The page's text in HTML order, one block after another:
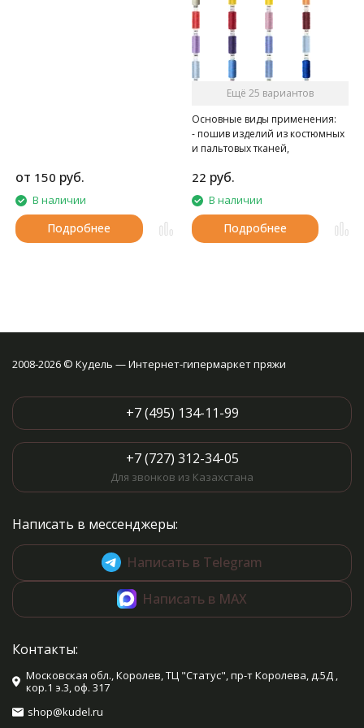
от 150 руб.
В наличии
Подробнее
Ещё 25 вариантов
Основные виды применения:
- пошив изделий из костюмных
и пальтовых тканей,
- при швейно-клеевом
скреплении книг в типографии
22 руб.
В наличии
Подробнее
2008-2026 © Кудель — Интернет-гипермаркет пряжи
+7 (495) 134-11-99
+7 (727) 312-34-05
Для звонков из Казахстана
Написать в мессенджеры:
Написать в Telegram
Написать в MAX
Контакты:
Московская обл., Королев, ТЦ "Статус", пр-т Королева, д.5Д ,
кор.1 э.3, оф. 317
shop@kudel.ru